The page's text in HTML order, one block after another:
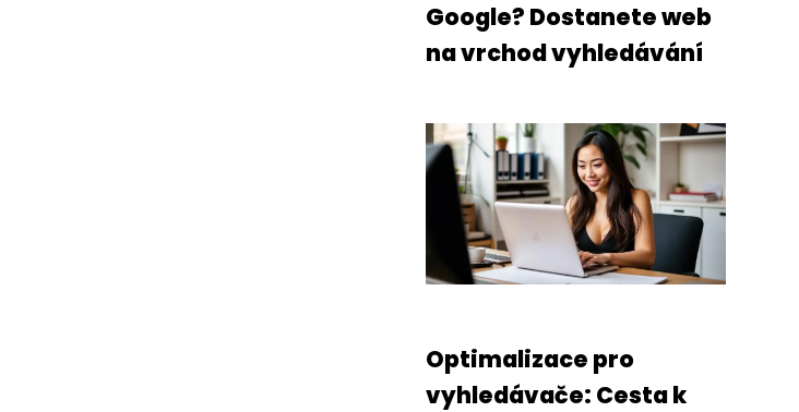
Google? Dostanete web
na vrchod vyhledávání
Optimalizace pro
vyhledávače: Cesta k